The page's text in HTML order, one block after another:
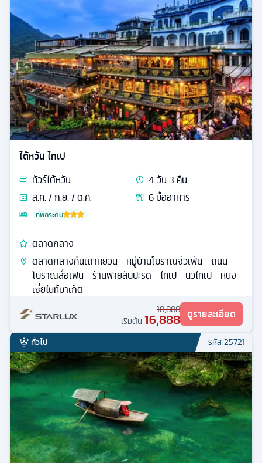
ไต้หวัน ไทเป
ทัวร์ไต้หวัน 4วัน3 คืน
ส.ค. / ก.ย. / ต.ค.
6มื้ออาหาร
ที่พักระดับ
ตลาดกลาง
ตลาดกลางคืนเถาหยวน - หมู่บ้านโบราณจิ่วเฟิ่น - ถนน
โบราณสื่อเฟิน - ร้านพายสับปะรด - ไทเป - นิวไทเป - หนิง
เซี่ยไนท์มาเก็ต
18,888
เริ่มต้น 16,888 ดูรายละเอียด
ทั่วไป รหัส25721